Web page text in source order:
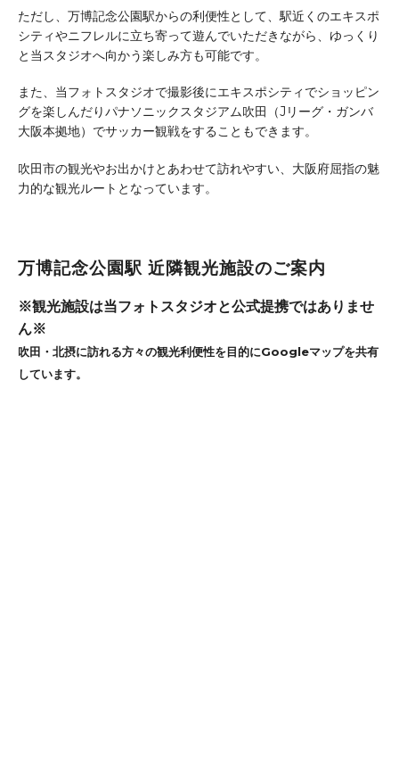
ただし、万博記念公園駅からの利便性として、駅近くのエキスポ
シティやニフレルに立ち寄って遊んでいただきながら、ゆっくり
と当スタジオへ向かう楽しみ方も可能です。
また、当フォトスタジオで撮影後にエキスポシティでショッピン
グを楽しんだりパナソニックスタジアム吹田（Jリーグ・ガンバ
大阪本拠地）でサッカー観戦をすることもできます。
吹田市の観光やお出かけとあわせて訪れやすい、大阪府屈指の魅
力的な観光ルートとなっています。
万博記念公園駅 近隣観光施設のご案内
※観光施設は当フォトスタジオと公式提携ではありませ
ん※
吹田・北摂に訪れる方々の観光利便性を目的にGoogleマップを共有
しています。